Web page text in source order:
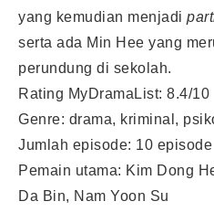
yang kemudian menjadi
serta ada Min Hee yang
perundung di sekolah.
Rating MyDramaList: 8.4/10
Genre: drama, kriminal,
Jumlah episode: 10 episode
Pemain utama: Kim Dong
Da Bin, Nam Yoon Su